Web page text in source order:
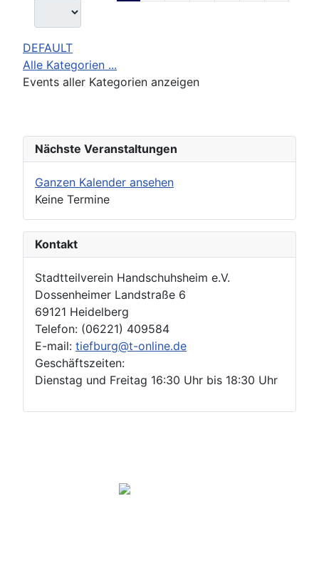
DEFAULT
Alle Kategorien ...
Events aller Kategorien anzeigen
Nächste Veranstaltungen
Ganzen Kalender ansehen
Keine Termine
Kontakt
Stadtteilverein Handschuhsheim e.V.
Dossenheimer Landstraße 6
69121 Heidelberg
Telefon: (06221) 409584
E-mail: tiefburg@t-online.de
Geschäftszeiten:
Dienstag und Freitag 16:30 Uhr bis 18:30 Uhr